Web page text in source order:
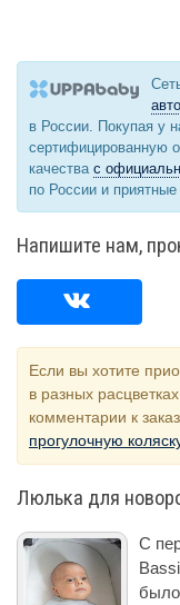
в России. Покупая у
сертифицированную
качества с
по России и
Напишите нам,
Если вы хотите
в разных
комментарии к
прогулочную
Люлька для
С